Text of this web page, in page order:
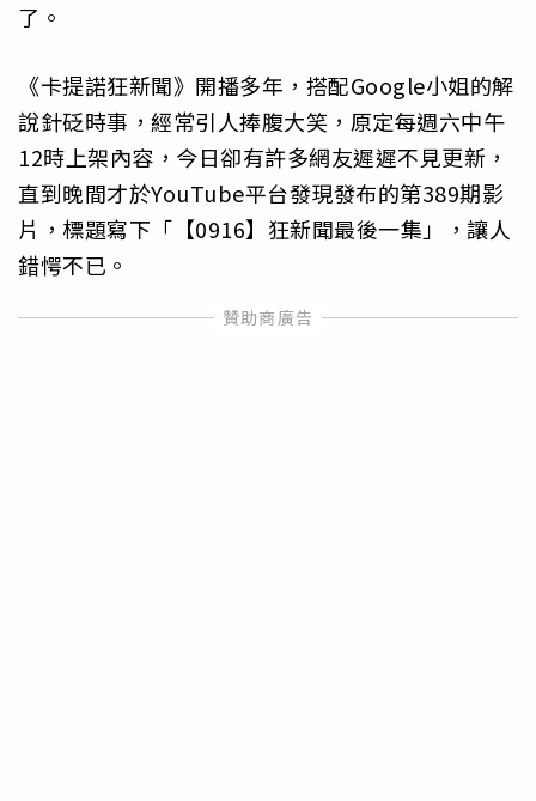
了。
《卡提諾狂新聞》開播多年，搭配Google小姐的解
說針砭時事，經常引人捧腹大笑，原定每週六中午
12時上架內容，今日卻有許多網友遲遲不見更新，
直到晚間才於YouTube平台發現發布的第389期影
片，標題寫下「【0916】狂新聞最後一集」，讓人
錯愕不已。